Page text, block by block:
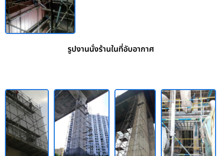
รูปงานนั่งร้านในที่อับอากาศ